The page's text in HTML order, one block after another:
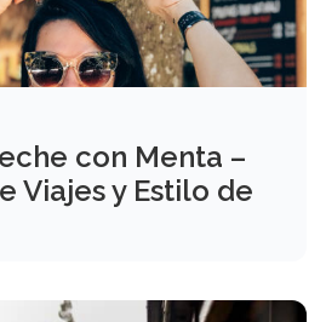
con Menta –
Viajes y Estilo de